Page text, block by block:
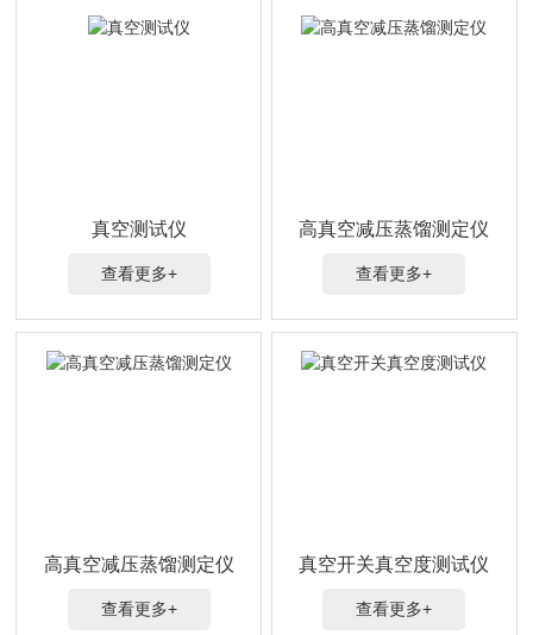
真空测试仪
查看更多+
高真空减压蒸馏测定仪
查看更多+
高真空减压蒸馏测定仪
查看更多+
真空开关真空度测试仪
查看更多+